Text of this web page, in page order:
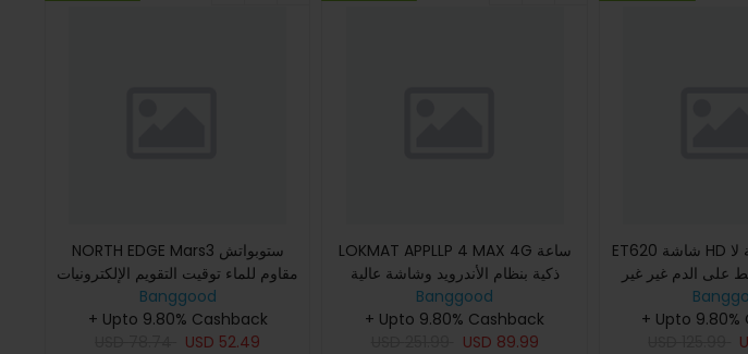
NORTH EDGE Mars3 ستوبواتش
مقاوم للماء توقيت التقويم الإلكترونيات
رياضية خارجية
Banggood
+ Upto 9.80% Cashback
USD 52.49
LOKMAT APPLLP 4 MAX 4G ساعة
ذكية بنظام الأندرويد وشاشة عالية
الدقة 2.02 بوصة جي بي اس واي فاي
مراقبة معدل ضربات القلب Sp
Banggood
+ Upto 9.80% Cashback
USD 89.99
ET620 شاشة HD بقياس 1.57 بوصة لا
على الدم غير غير
معدل ضربات القلب
عبر البلو
+ Upto 9.80%